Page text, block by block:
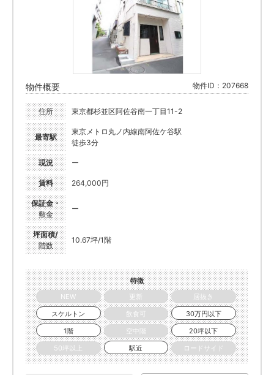
物件概要 物件ID：207668
住所 東京都杉並区阿佐谷南一丁目11-2
最寄駅
東京メトロ丸ノ内線南阿佐ケ谷駅
徒歩3分
現況 ー
賃料 264,000円
保証金・
敷金
ー
坪面積/
階数
10.67坪/1階
特徴
NEW
更新
居抜き
スケルトン
飲食可
30万円以下
1階
空中階
20坪以下
50坪以上
駅近 ロードサイド